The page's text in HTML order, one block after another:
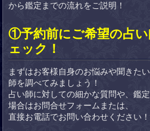
から鑑定までの流れをご説明！
①予約前にご希望の占
ェック！
まずはお客様自身のお悩みや聞きた
師を調べてみましょう！
占い師に対しての細かな質問や、鑑
場合はお問合せフォームまたは、
直接お電話でお問い合わせください！